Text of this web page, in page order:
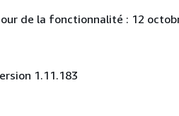
de la fonctionnalité : 12
1.11.183